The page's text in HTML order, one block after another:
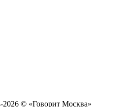
© «Говорит Москва»